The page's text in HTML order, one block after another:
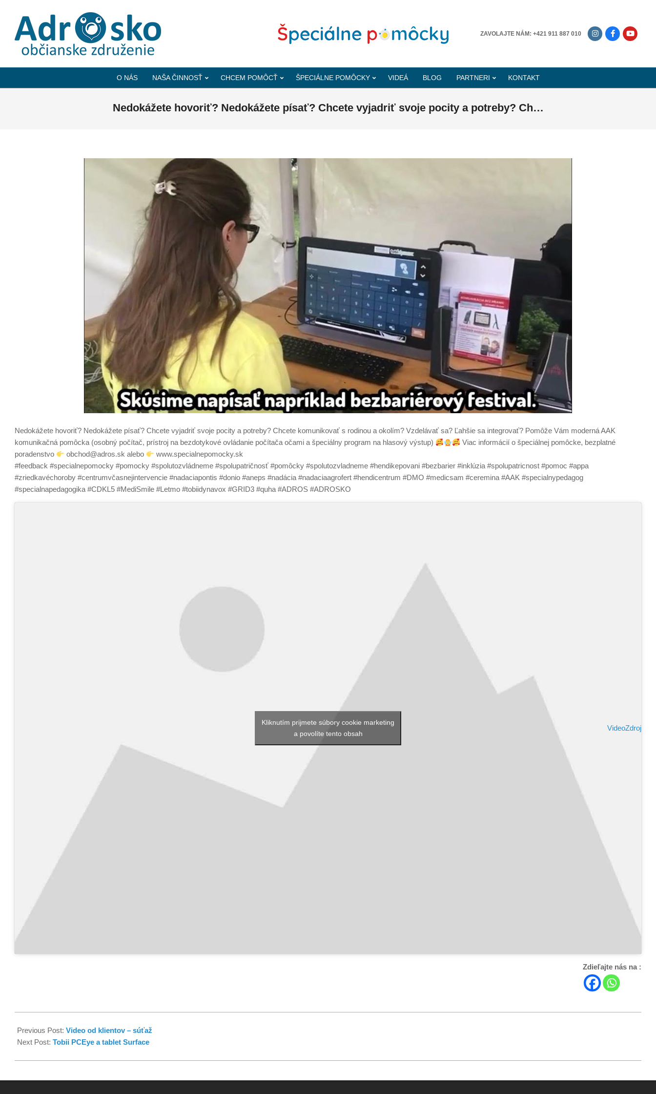
OBČIANSKE
ZAVOLAJTE NÁM: +421 911 887 010
O NÁS NAŠA ČINNOSŤ CHCEM POMÔCŤ ŠPECIÁLNE POMÔCKY VIDEÁ BLOG PARTNERI KONTAKT
Nedokážete hovoriť? Nedokážete písať? Chcete vyjadriť svoje pocity a potreby? Ch…
Nedokážete hovoriť? Nedokážete písať? Chcete vyjadriť svoje pocity a potreby? Chcete komunikovať s rodinou a okolím? Vzdelávať sa? Ľahšie sa integrovať? Pomôže Vám moderná AAK
komunikačná pomôcka (osobný počítač, prístroj na bezdotykové ovládanie počítača očami a špeciálny program na hlasový výstup)
Viac informácií o špeciálnej pomôcke, bezplatné
poradenstvo
obchod@adros.sk alebo
www.specialnepomocky.sk
#feedback #specialnepomocky #pomocky #spolutozvládneme #spolupatričnosť #pomôcky #spolutozvladneme #hendikepovani #bezbarier #inklúzia #spolupatricnost #pomoc #appa
#zriedkavéchoroby #centrumvčasnejintervencie #nadaciapontis #donio #aneps #nadácia #nadaciaagrofert #hendicentrum #DMO #medicsam #ceremina #AAK #specialnypedagog
#specialnapedagogika #CDKL5 #MediSmile #Letmo #tobiidynavox #GRID3 #quha #ADROS #ADROSKO
VideoZdroj
Kliknutím prijmete súbory cookie marketing
a povolíte tento obsah
Zdieľajte nás na :
Previous Post: Video od klientov – súťaž
Next Post: Tobii PCEye a tablet Surface